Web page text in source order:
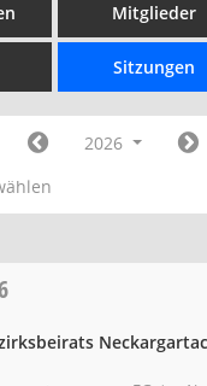
Mitglieder
Sitzungen
2026